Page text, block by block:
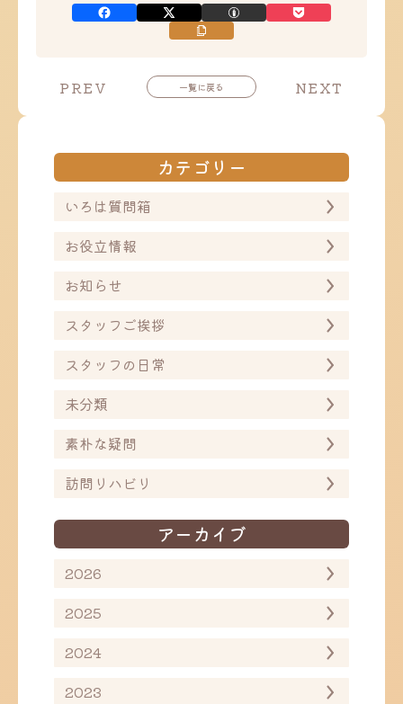
PREV 一覧に戻る 投
ー
ョ
NEXT
カテゴリー
いろは質問箱
お役立情報
お知らせ
スタッフご挨拶
スタッフの日常
未分類
素朴な疑問
訪問リハビリ
アーカイブ
2026
2025
2024
2023